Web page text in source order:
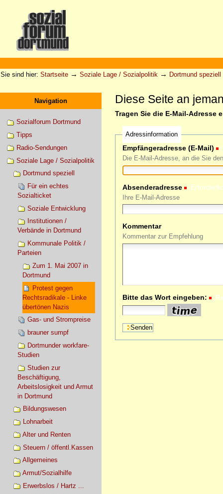
Werkzeuge
Sie sind hier: Startseite → Soziale Lage / Sozialpolitik → Dortmund speziell
Navigation
Sozialforum Dortmund
Tipps
Radio-Sendungen
Soziale Lage / Sozialpolitik
Dortmund speziell
Für ein echtes
Sozialticket
Soziale Entwicklung
Institutionen /
Verbände in Dortmund
Kommunale Politik /
Parteien
Zum 1. Mai 2007 in
Dortmund
Protest gegen
Rechtsradikale - Linke
übertönen Nazis
Gas- und Strompreise
brauner sumpf
Dortmunder workfare-
Studien
Studien zur
Beschäftigung,
Arbeitslosigkeit und Armut
in Dortmund
Bildungswesen
Lohnarbeit
Alter und Renten
Steuern / öffentl.Kassen
Allgemeines
Armut/Sozialhilfe
Erwerbslos / Hartz ...
Diese Seite an
Tragen Sie die E-Mail-Adresse
Adressinformation
Empfängeradresse (E-Mail)
Die E-Mail-Adresse, an die Sie
Absenderadresse
Ihre E-Mail-Adresse
Kommentar
Kommentar zur Empfehlung
Bitte das Wort eingeben: